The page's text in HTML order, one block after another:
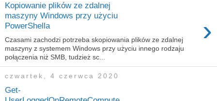
Kopiowanie plików ze zdalnej
maszyny Windows przy użyciu
PowerShella
›
Czasami zachodzi potrzeba skopiowania plików ze zdalnej
maszyny z systemem Windows przy użyciu innego rodzaju
połączenia niż SMB, tudzież sc...
czwartek, 4 czerwca 2020
Get-